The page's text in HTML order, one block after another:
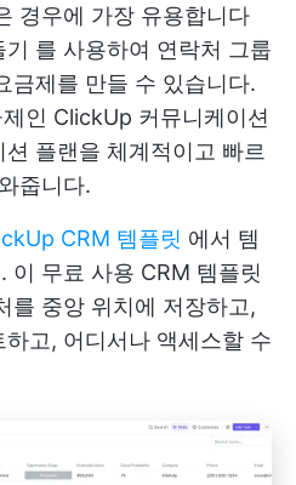
경우에 가장 유용합니다
를 사용하여 연락처 그룹
금제를 만들 수 있습니다.
인 ClickUp 커뮤니케이션
션 플랜을 체계적이고 빠르
줍니다.
CRM 템플릿 에서 템
이 무료 사용 CRM 템플릿
를 중앙 위치에 저장하고,
고, 어디서나 액세스할 수